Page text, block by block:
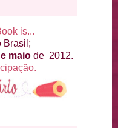
is...
Brasil;
maio de 2012.